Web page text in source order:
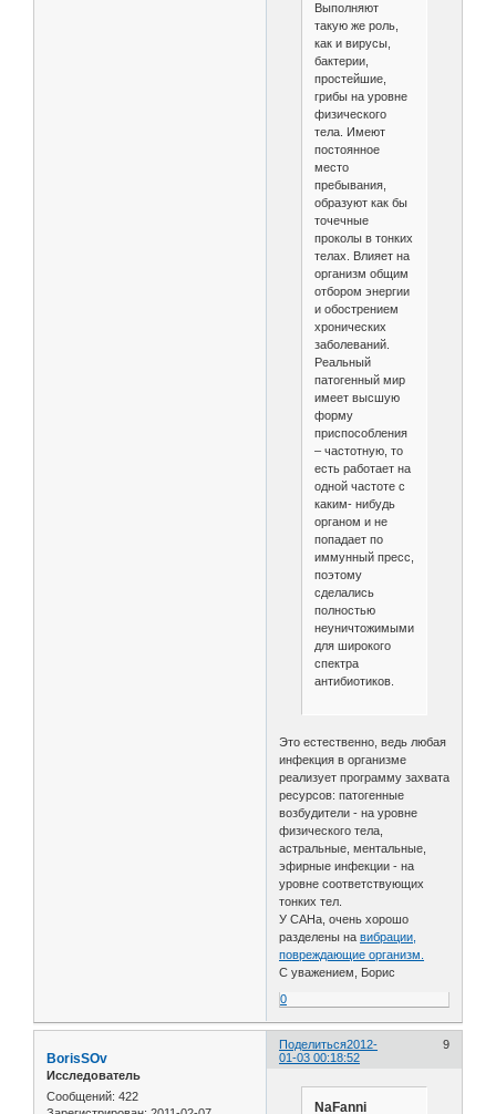
Выполняют
такую же роль,
как и вирусы,
бактерии,
простейшие,
грибы на уровне
физического
тела. Имеют
постоянное
место
пребывания,
образуют как бы
точечные
проколы в тонких
телах. Влияет на
организм общим
отбором энергии
и обострением
хронических
заболеваний.
Реальный
патогенный мир
имеет высшую
форму
приспособления
– частотную, то
есть работает на
одной частоте с
каким- нибудь
органом и не
попадает по
иммунный пресс,
поэтому
сделались
полностью
неуничтожимыми
для широкого
спектра
антибиотиков.
Это естественно, ведь любая
инфекция в организме
реализует программу захвата
ресурсов: патогенные
возбудители - на уровне
физического тела,
астральные, ментальные,
эфирные инфекции - на
уровне соответствующих
тонких тел.
У САНа, очень хорошо
разделены навибрации,
повреждающие организм.
С уважением, Борис
0
Поделиться 9
2012-
01-03 00:18:52
BorisSOv
Исследователь
Сообщений: 422
NaFanni